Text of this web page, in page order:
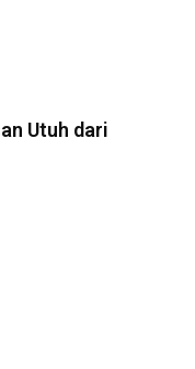
Utuh dari